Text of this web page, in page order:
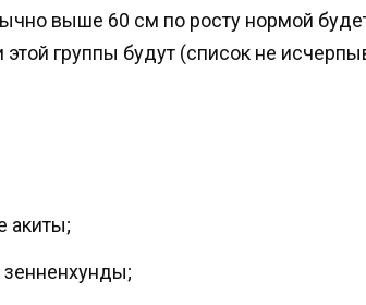
выше 60 см по росту нормой
этой группы будут (список не
акиты;